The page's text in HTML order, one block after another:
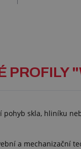
pohyb skla, hliníku
a mechanizační